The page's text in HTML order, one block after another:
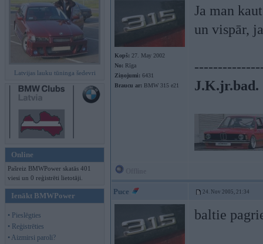
Latvijas lauku tūninga šedevri
Online
Pašreiz BMWPower skatās 401
viesi un 0 reģistrēti lietotāji.
Ienākt BMWPower
• Pieslēgties
• Reģistrēties
• Aizmirsi paroli?
Kopš: 27. May 2002
No: Rīga
Ziņojumi: 6431
Braucu ar: BMW 315 e21
Ja man
un vispār,
J.K.jr.bad.
Puce 24. Nov 2005, 21:34
baltie